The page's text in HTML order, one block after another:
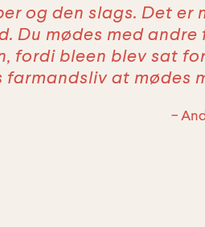
og den slags. Det
Du mødes med
fordi bleen blev sat
farmandsliv at mødes
−